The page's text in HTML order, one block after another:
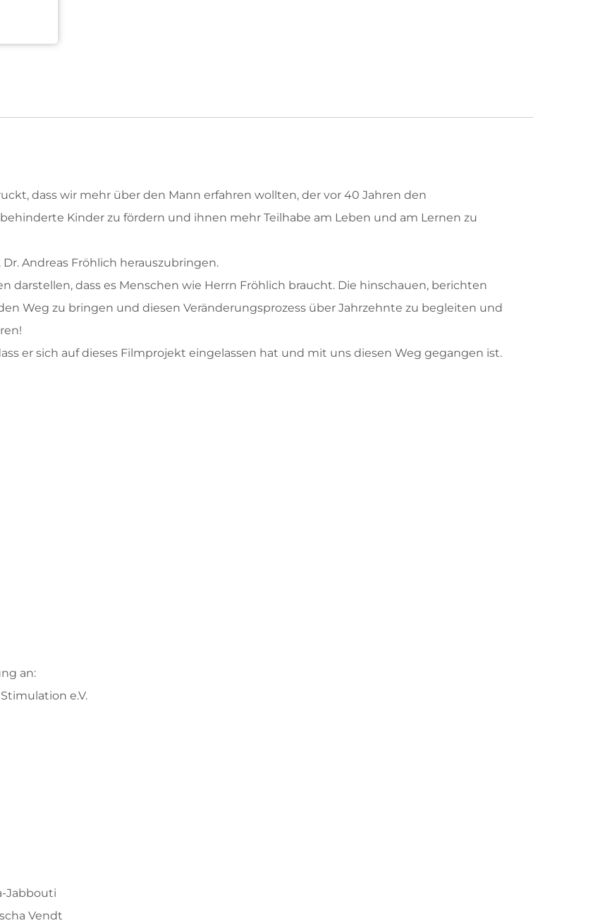
dass wir mehr über den Mann erfahren wollten, der vor 40 Jahren den
Kinder zu fördern und ihnen mehr Teilhabe am Leben und am Lernen zu
Andreas Fröhlich herauszubringen.
darstellen, dass es Menschen wie Herrn Fröhlich braucht. Die hinschauen, berichten
Weg zu bringen und diesen Veränderungsprozess über Jahrzehnte zu begleiten und
er sich auf dieses Filmprojekt eingelassen hat und mit uns diesen Weg gegangen ist.
an:
e.V.
Jabbouti
Vendt